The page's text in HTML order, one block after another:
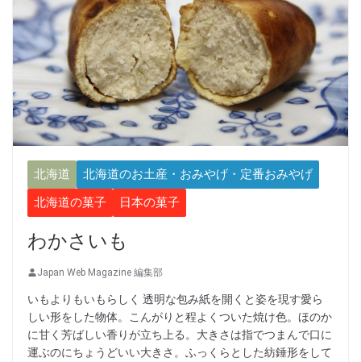
北海道
北海道のお土産・おみやげ・定番おみやげ
北海道の菓子
日本の菓子
わかさいも
Japan Web Magazine 編集部
いもよりもいもらしく 透明な包み紙を開くと姿を現す愛ら
しい形をした物体。こんがりと程よくついた焼け色。ほのか
に甘く芳ばしい香りが立ち上る。大きさは指でつまんで口に
運ぶのにちょうどいい大きさ。ふっくらとした紡錘形をして